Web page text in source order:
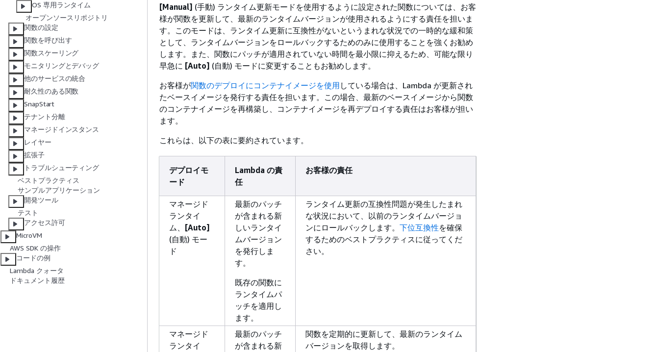
OS 専用ランタイム
オープンソースリポジトリ
関数の設定
関数を呼び出す
関数スケーリング
モニタリングとデバッグ
他のサービスの統合
耐久性のある関数
SnapStart
テナント分離
マネージドインスタンス
レイヤー
拡張子
トラブルシューティング
ベストプラクティス
サンプルアプリケーション
開発ツール
テスト
アクセス許可
MicroVM
AWS SDK の操作
コードの例
Lambda クォータ
ドキュメント履歴
[Manual] (手動) ランタイム更新モードを使用するように設定された関数については、お客
様が関数を更新して、最新のランタイムバージョンが使用されるようにする責任を担いま
す。このモードは、ランタイム更新に互換性がないというまれな状況での一時的な緩和策
として、ランタイムバージョンをロールバックするためのみに使用することを強くお勧め
します。また、関数にパッチが適用されていない時間を最小限に抑えるため、可能な限り
早急に [Auto] (自動) モードに変更することもお勧めします。
お客様が関数のデプロイにコンテナイメージを使用 している場合は、Lambda が更新され
たベースイメージを発行する責任を担います。この場合、最新のベースイメージから関数
のコンテナイメージを再構築し、コンテナイメージを再デプロイする責任はお客様が担い
ます。
これらは、以下の表に要約されています。
デプロイモ
ード
Lambda の責
任
お客様の責任
マネージド
ランタイ
ム、
[Auto]
(自動) モー
ド
最新のパッチ
が含まれる新
しいランタイ
ムバージョン
を発行しま
す。
既存の関数に
ランタイムパ
ッチを適用し
ます。
ランタイム更新の互換性問題が発生したまれ
な状況において、以前のランタイムバージョ
ンにロールバックします。 下位互換性を確保
するためのベストプラクティスに従ってくだ
さい。
マネージド
ランタイ
最新のパッチ
が含まれる新
関数を定期的に更新して、最新のランタイム
バージョンを取得します。